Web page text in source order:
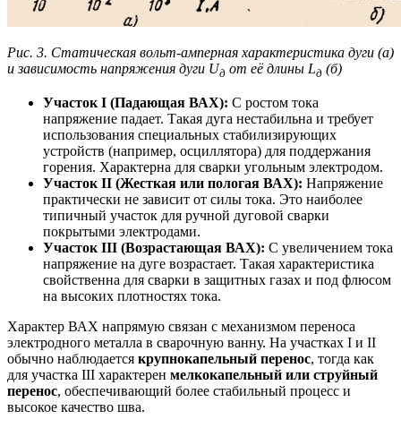
Рис. 3. Статическая вольт-амперная характеристика дуги (а)
и зависимость напряжения дуги Uд от её длины Lд (б)
Участок I (Падающая ВАХ): С ростом тока
напряжение падает. Такая дуга нестабильна и требует
использования специальных стабилизирующих
устройств (например, осциллятора) для поддержания
горения. Характерна для сварки угольным электродом.
Участок II (Жесткая или пологая ВАХ): Напряжение
практически не зависит от силы тока. Это наиболее
типичный участок для ручной дуговой сварки
покрытыми электродами.
Участок III (Возрастающая ВАХ): С увеличением тока
напряжение на дуге возрастает. Такая характеристика
свойственна для сварки в защитных газах и под флюсом
на высоких плотностях тока.
Характер ВАХ напрямую связан с механизмом переноса
электродного металла в сварочную ванну. На участках I и II
обычно наблюдается крупнокапельный перенос, тогда как
для участка III характерен мелкокапельный или струйный
перенос, обеспечивающий более стабильный процесс и
высокое качество шва.